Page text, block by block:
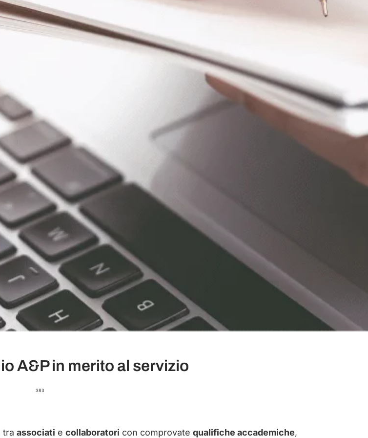
A&P in merito al servizio
383
tra associati e collaboratori con comprovate qualifiche accademiche,